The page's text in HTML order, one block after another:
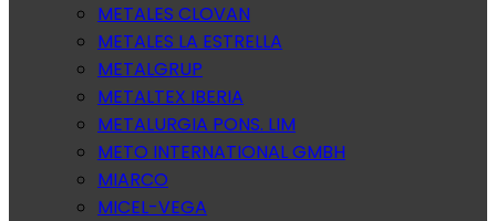
METALES CLOVAN
METALES LA ESTRELLA
METALGRUP
METALTEX IBERIA
METALURGIA PONS. LIM
METO INTERNATIONAL GMBH
MIARCO
MICEL-VEGA